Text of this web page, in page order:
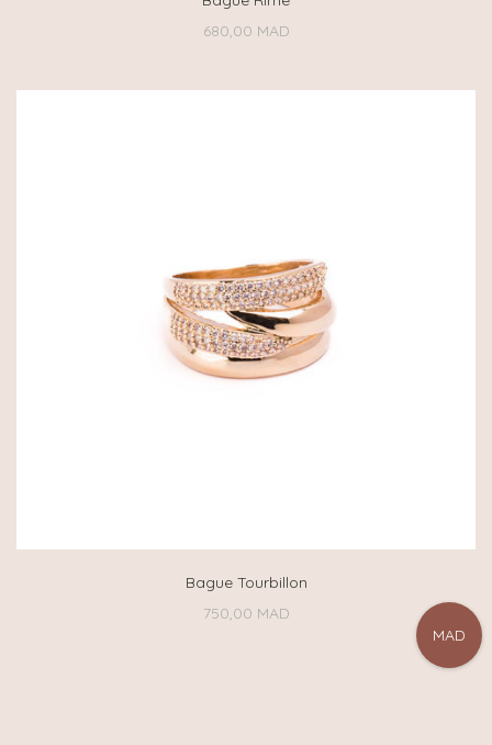
680,00 MAD
Bague Tourbillon
750,00 MAD
MAD